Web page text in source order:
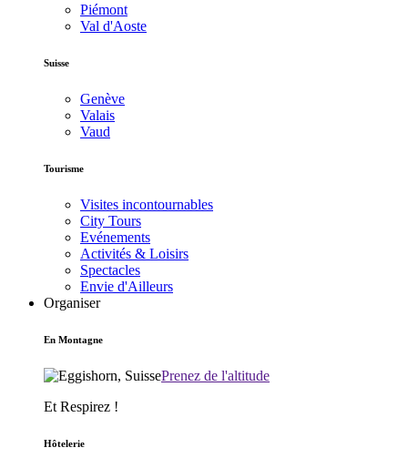
Piémont
Val d'Aoste
Suisse
Genève
Valais
Vaud
Tourisme
Visites incontournables
City Tours
Evénements
Activités & Loisirs
Spectacles
Envie d'Ailleurs
Organiser
En Montagne
Prenez de l'altitude
Et Respirez !
Hôtelerie